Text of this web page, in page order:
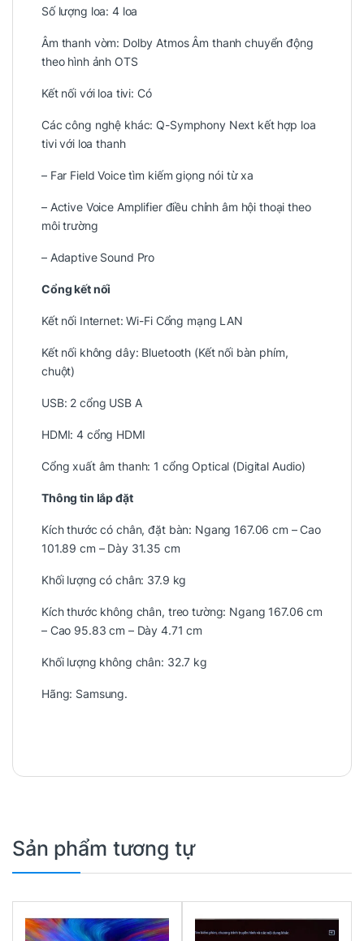
Số lượng loa: 4 loa
Âm thanh vòm: Dolby Atmos Âm thanh chuyển động
theo hình ảnh OTS
Kết nối với loa tivi: Có
Các công nghệ khác: Q-Symphony Next kết hợp loa
tivi với loa thanh
– Far Field Voice tìm kiếm giọng nói từ xa
– Active Voice Amplifier điều chỉnh âm hội thoại theo
môi trường
– Adaptive Sound Pro
Cổng kết nối
Kết nối Internet: Wi-Fi Cổng mạng LAN
Kết nối không dây: Bluetooth (Kết nối bàn phím,
chuột)
USB: 2 cổng USB A
HDMI: 4 cổng HDMI
Cổng xuất âm thanh: 1 cổng Optical (Digital Audio)
Thông tin lắp đặt
Kích thước có chân, đặt bàn: Ngang 167.06 cm – Cao
101.89 cm – Dày 31.35 cm
Khối lượng có chân: 37.9 kg
Kích thước không chân, treo tường: Ngang 167.06 cm
– Cao 95.83 cm – Dày 4.71 cm
Khối lượng không chân: 32.7 kg
Hãng: Samsung.
Sản phẩm tương tự